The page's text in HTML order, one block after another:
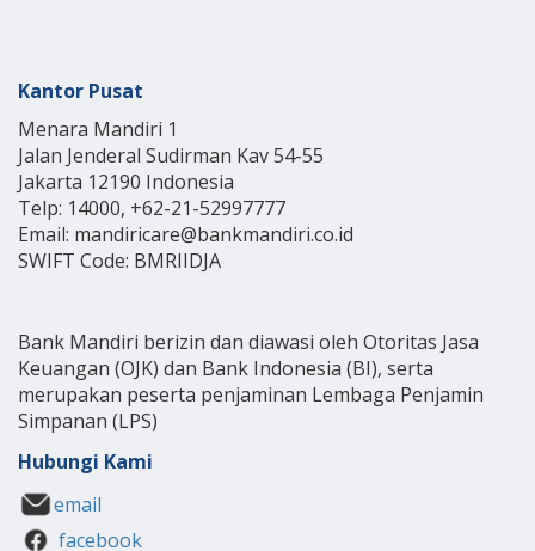
Kantor Pusat
Menara Mandiri 1
Jalan Jenderal Sudirman Kav 54-55
Jakarta 12190 Indonesia
Telp: 14000, +62-21-52997777
Email: mandiricare@bankmandiri.co.id
SWIFT Code: BMRIIDJA
Bank Mandiri berizin dan diawasi oleh Otoritas Jasa
Keuangan (OJK) dan Bank Indonesia (BI), serta
merupakan peserta penjaminan Lembaga Penjamin
Simpanan (LPS)
Hubungi Kami
email
facebook